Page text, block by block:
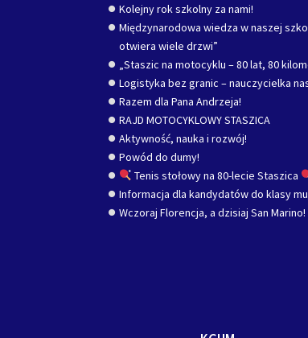
Kolejny rok szkolny za nami!
Międzynarodowa wiedza w naszej
otwiera wiele drzwi”
„Staszic na motocyklu – 80 lat, 80
Logistyka bez granic – nauczycielka
Razem dla Pana Andrzeja!
RAJD MOTOCYKLOWY STASZICA
Aktywność, nauka i rozwój!
Powód do dumy!
Tenis stołowy na 80-lecie Staszica
Informacja dla kandydatów do klasy
Wczoraj Florencja, a dzisiaj San Marino!